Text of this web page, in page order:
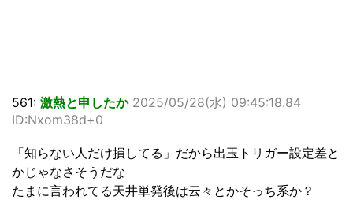
561: 激熱と申したか 2025/05/28(水) 09:45:18.84
ID:Nxom38d+0
「知らない人だけ損してる」だから出玉トリガー設定差と
かじゃなさそうだな
たまに言われてる天井単発後は云々とかそっち系か？